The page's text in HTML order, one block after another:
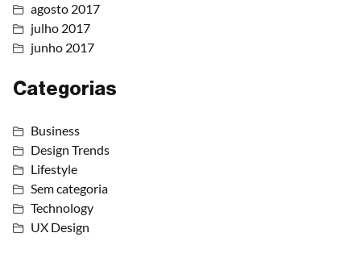
agosto 2017
julho 2017
junho 2017
Categorias
Business
Design Trends
Lifestyle
Sem categoria
Technology
UX Design